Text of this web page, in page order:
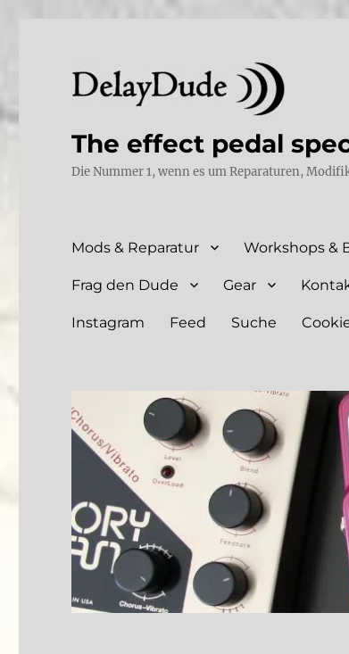
The effect pedal
Die Nummer 1, wenn es um Reparaturen,
Mods & Reparatur Workshops &
Frag den Dude Gear
Instagram Feed Suche